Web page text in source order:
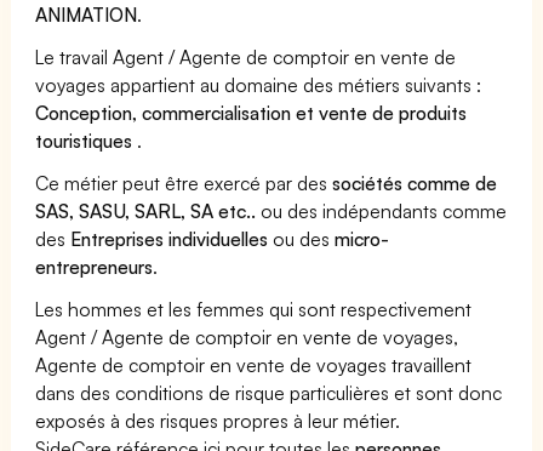
ANIMATION.
Le travail Agent / Agente de comptoir en vente de
voyages appartient au domaine des métiers suivants :
Conception, commercialisation et vente de produits
touristiques .
Ce métier peut être exercé par dessociétés comme de
SAS, SASU, SARL, SA etc.. ou des indépendants comme
des Entreprises individuelles ou desmicro-
entrepreneurs.
Les hommes et les femmes qui sont respectivement
Agent / Agente de comptoir en vente de voyages,
Agente de comptoir en vente de voyages travaillent
dans des conditions de risque particulières et sont donc
exposés à des risques propres à leur métier.